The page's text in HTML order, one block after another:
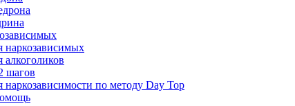
наркозависимых
алкоголиков
шагов
наркозависимости по методу Day Top